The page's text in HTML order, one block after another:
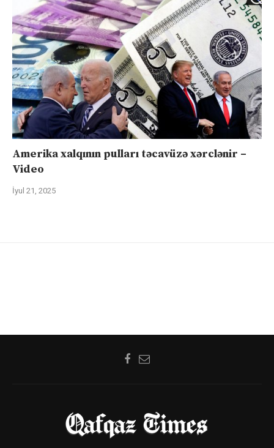
Amerika xalqının pulları təcavüzə xərclənir –
Video
İyul 21, 2025